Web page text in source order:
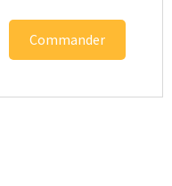
Commander